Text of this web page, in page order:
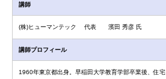
講師
(株)ヒューマンテック 代表 濱田 秀彦 氏
講師プロフィール
1960年東京都出身。早稲田大学教育学部卒業後、住